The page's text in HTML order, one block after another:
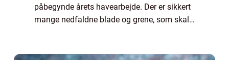
påbegynde årets havearbejde. Der er sikkert
mange nedfaldne blade og grene, som skal